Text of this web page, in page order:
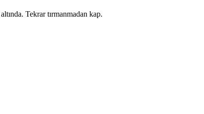
Tekrar tırmanmadan kap.